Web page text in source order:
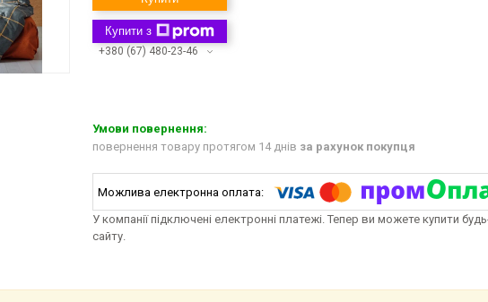
Купити з
+380 (67) 480-23-46
повернення товару протягом 14 днів за рахунок покупця
У компанії підключені електронні платежі. Тепер ви можете купити
сайту.